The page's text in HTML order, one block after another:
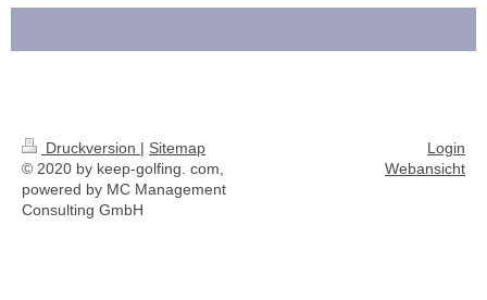
Druckversion | Sitemap
© 2020 by keep-golfing. com,
powered by MC Management
Consulting GmbH
Login
Webansicht